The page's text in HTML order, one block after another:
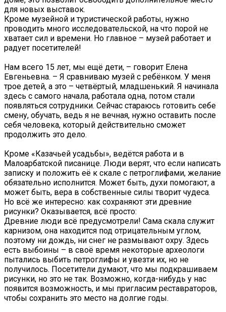
для новых выставок.
Кроме музейной и туристической работы, нужно
проводить много исследовательской, на что порой не
хватает сил и времени. Но главное – музей работает и
радует посетителей!
Нам всего 15 лет, мы ещё дети, – говорит Елена
Евгеньевна. – Я сравниваю музей с ребёнком. У меня
трое детей, а это – четвёртый, младшенький. Я начинала
здесь с самого начала, работала одна, потом стали
появляться сотрудники. Сейчас стараюсь готовить себе
смену, обучать, ведь я не вечная, нужно оставить после
себя человека, который действительно сможет
продолжить это дело.
Кроме «Казачьей усадьбы», ведётся работа и в
Малоарбатской писанице. Люди верят, что если написать
записку и положить её к скале с петроглифами, желание
обязательно исполнится. Может быть, духи помогают, а
может быть, вера в собственные силы творит чудеса.
Но всё же интересно: как сохраняют эти древние
рисунки? Оказывается, всё просто:
Древние люди всё предусмотрели! Сама скала служит
карнизом, она находится под отрицательным углом,
поэтому ни дождь, ни снег не размывают охру. Здесь
есть выбоины – в своё время некоторые археологи
пытались выбить петроглифы и увезти их, но не
получилось. Посетители думают, что мы подкрашиваем
рисунки, но это не так. Возможно, когда-нибудь у нас
появится возможность, и мы пригласим реставраторов,
чтобы сохранить это место на долгие годы.